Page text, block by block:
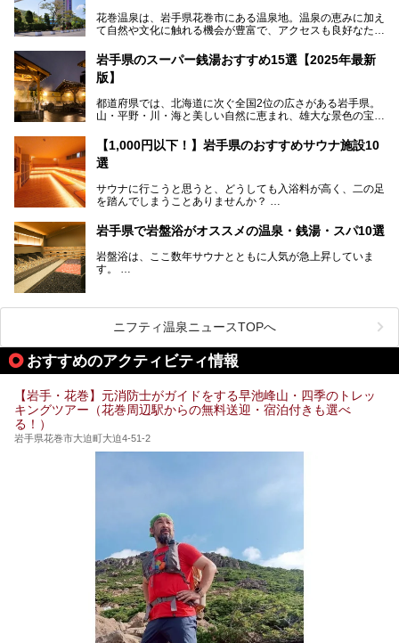
喫できるパウダースノーの雫石。というわけで、「雫石プリ
ンスホテル」にお出かけして楽しめるアクティビティや温泉
───
提供元：株式会社西武・プリンスホテルズワールドワイド
この記事は雫石プリンスホテルのPR記事です。
花巻温泉は、岩手県花巻市にある温泉地。温泉の恵みに加え
て自然や文化に触れる機会が豊富で、アクセスも良好なた
この記事では、花巻温泉の魅力、おすすめの宿・注目すべき
観光スポット・味わい深い食事処・気軽に立ち寄れる日帰り
花巻温泉での日常を忘れられる特別な体験を通じて、いつも
岩手県のスーパー銭湯おすすめ15選【2025年最新
版】
都道府県では、北海道に次ぐ全国2位の広さがある岩手県。
山・平野・川・海と美しい自然に恵まれ、雄大な景色の宝庫
三陸の魚介類などの岩手グルメは全国に知られていますね。
大自然に囲まれた岩手県には、温泉が多く湧き出していま
す。今回は、岩手県でおすすめのスーパー銭湯をご紹介しま
【1,000円以下！】岩手県のおすすめサウナ施設10
選
サウナに行こうと思うと、どうしても入浴料が高く、二の足
を踏んでしまうことありませんか？
そこで値段を抑えた格安でお風呂とサウナを満喫できる充実
の施設を紹介します！
サクッと、月何回もサウナを楽しみたい人にとってはピッタ
リの場所ばかりなんですよ。
岩手県で岩盤浴がオススメの温泉・銭湯・スパ10選
岩盤浴は、ここ数年サウナとともに人気が急上昇していま
す。
今回は、岩手県でおすすめの温泉、銭湯、スパにある岩盤浴
を紹介します！
温度も低めなので、暑いのが苦手な人でも大満足な施設です
ニフティ温泉ニュースTOPへ
おすすめのアクティビティ情報
【岩手・花巻】元消防士がガイドをする早池峰山・四季のトレッ
キングツアー（花巻周辺駅からの無料送迎・宿泊付きも選べ
る！）
岩手県花巻市大迫町大迫4-51-2